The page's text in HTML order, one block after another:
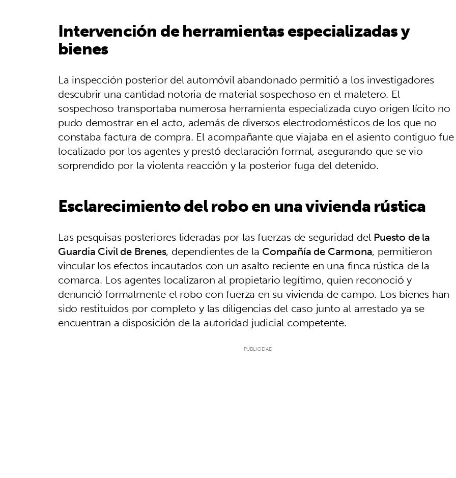
Intervención de herramientas especializadas y
bienes
La inspección posterior del automóvil abandonado permitió a los investigadores
descubrir una cantidad notoria de material sospechoso en el maletero. El
sospechoso transportaba numerosa herramienta especializada cuyo origen lícito no
pudo demostrar en el acto, además de diversos electrodomésticos de los que no
constaba factura de compra. El acompañante que viajaba en el asiento contiguo fue
localizado por los agentes y prestó declaración formal, asegurando que se vio
sorprendido por la violenta reacción y la posterior fuga del detenido.
Esclarecimiento del robo en una vivienda rústica
Las pesquisas posteriores lideradas por las fuerzas de seguridad del Puesto de la
Guardia Civil de Brenes, dependientes de la Compañía de Carmona, permitieron
vincular los efectos incautados con un asalto reciente en una finca rústica de la
comarca. Los agentes localizaron al propietario legítimo, quien reconoció y
denunció formalmente el robo con fuerza en su vivienda de campo. Los bienes han
sido restituidos por completo y las diligencias del caso junto al arrestado ya se
encuentran a disposición de la autoridad judicial competente.